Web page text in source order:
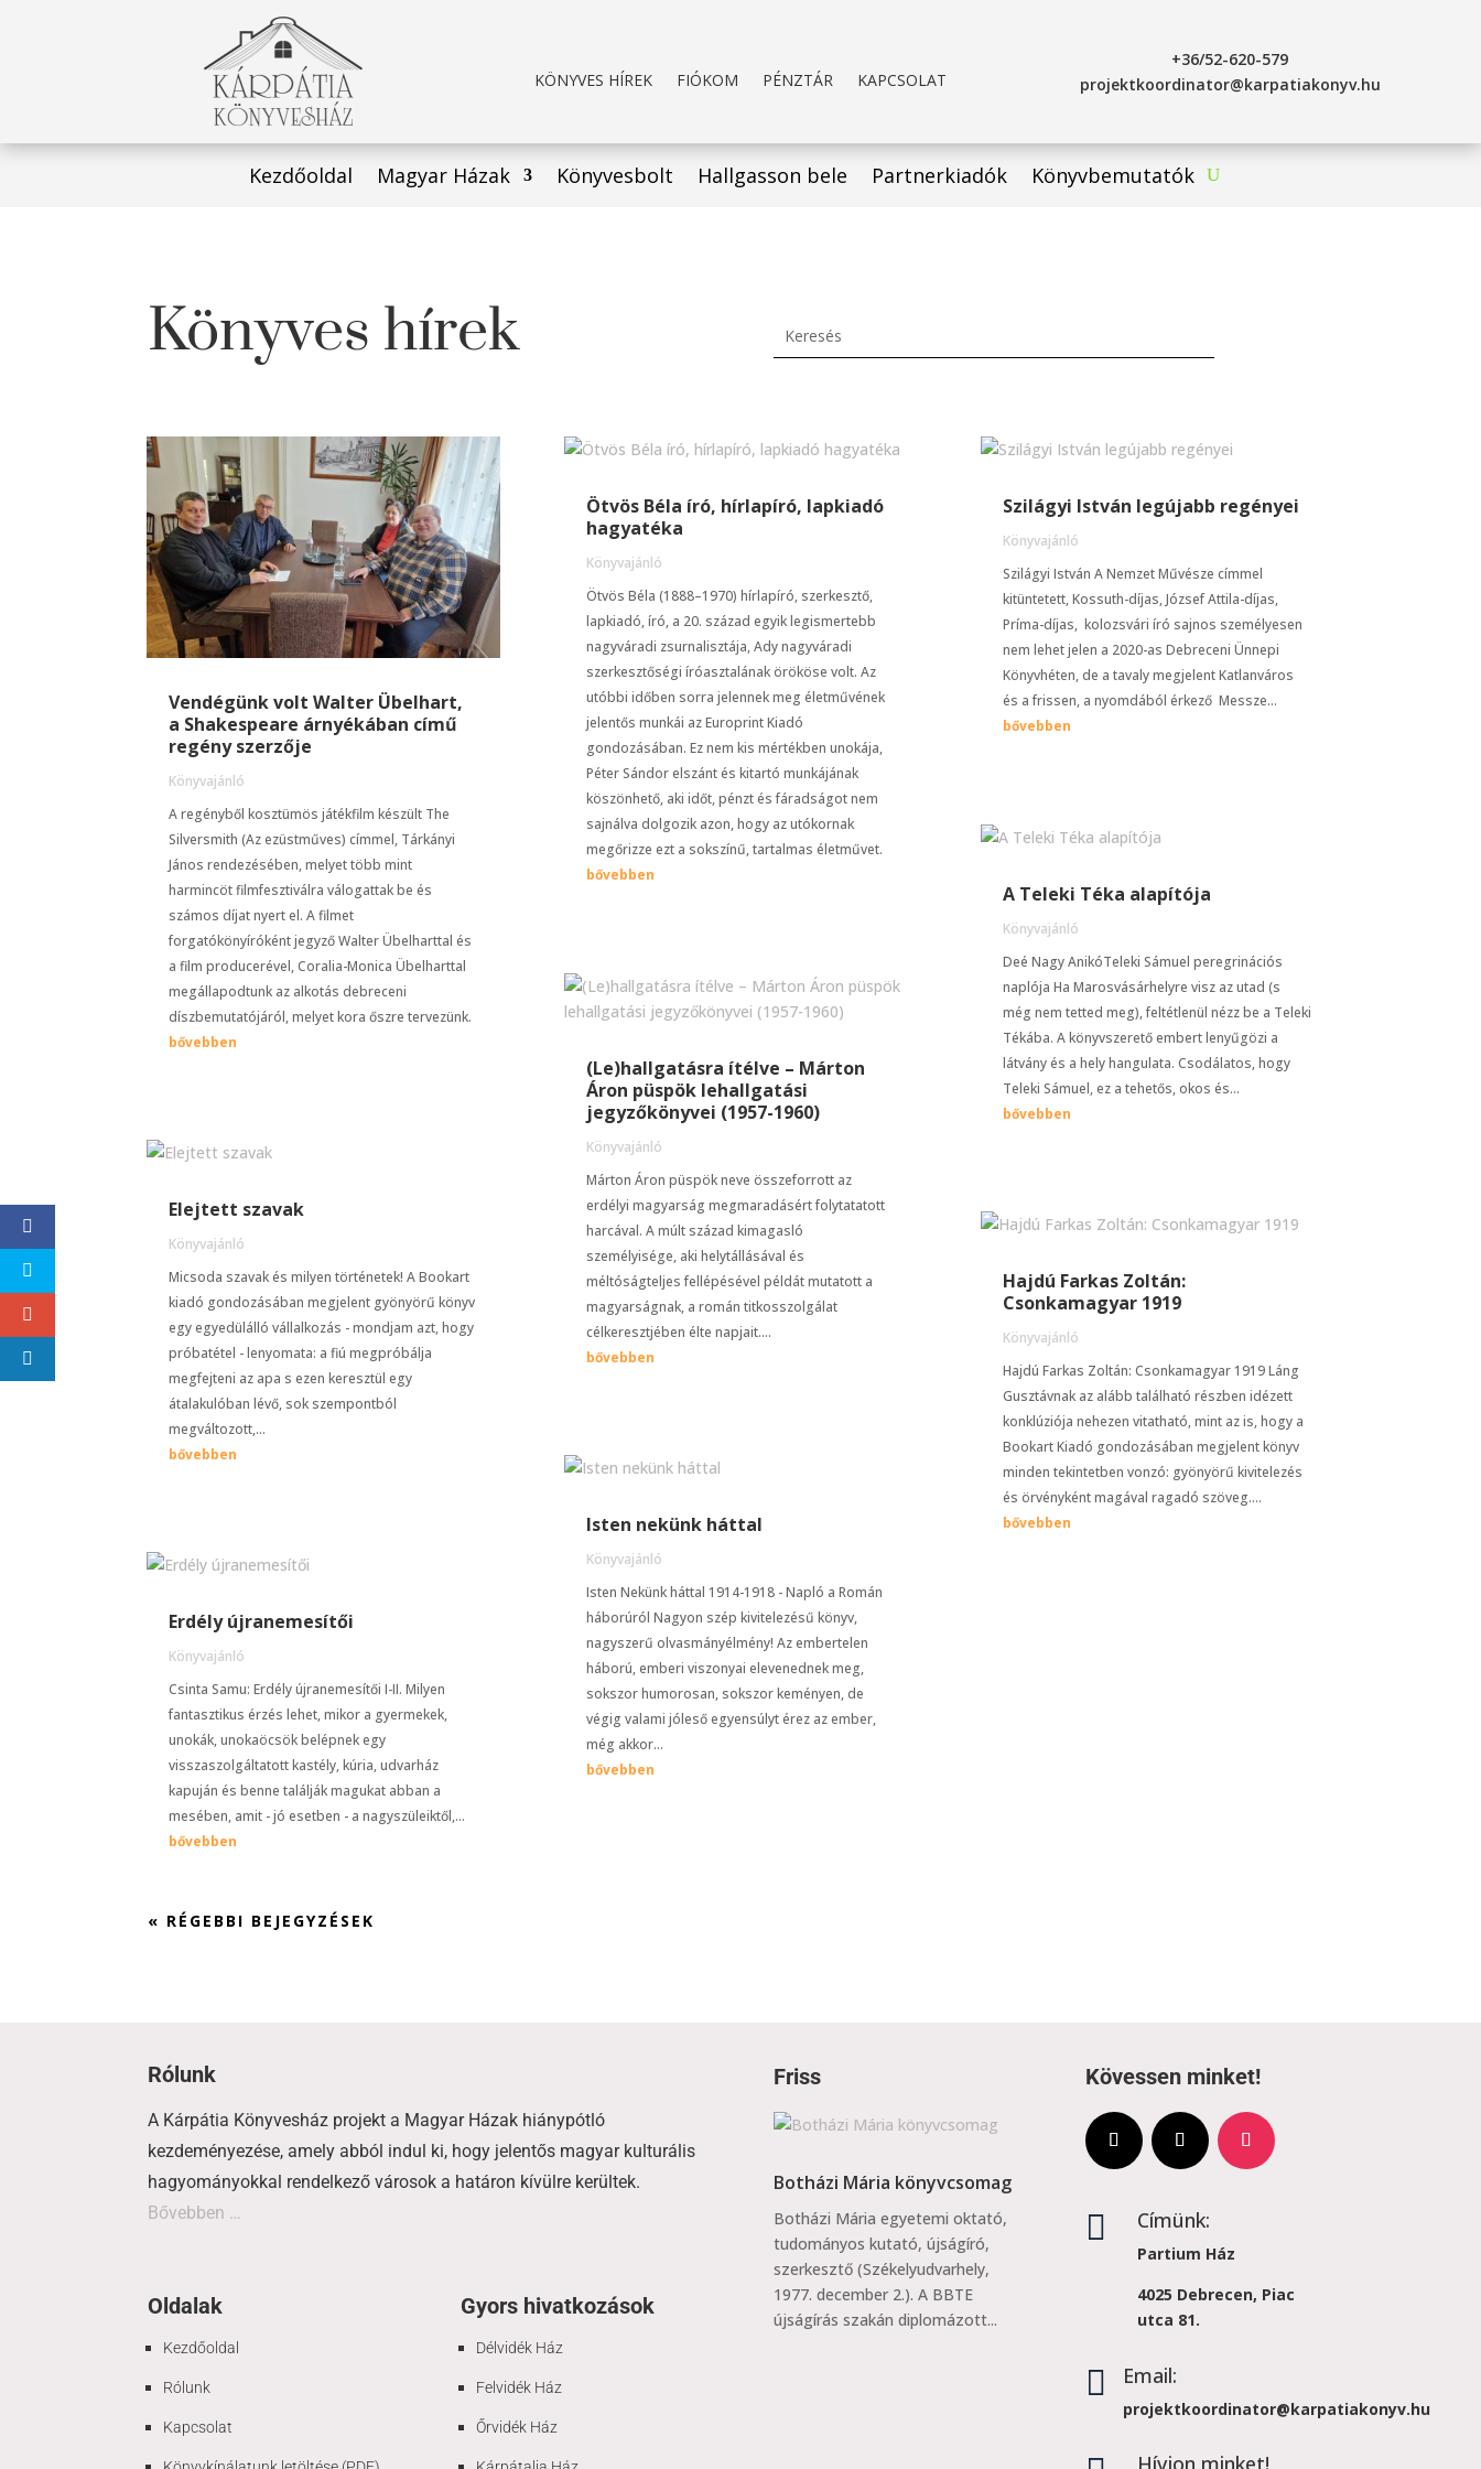
KÖNYVES HÍREK FIÓKOM PÉNZTÁR KAPCSOLAT
+36/52-620-579
projektkoordinator@karpatiakonyv.hu
Kezdőoldal Magyar Házak Könyvesbolt Hallgasson bele Partnerkiadók Könyvbemutatók
Könyves hírek
Vendégünk volt Walter Übelhart,
a Shakespeare árnyékában című
regény szerzője
Könyvajánló
A regényből kosztümös játékfilm készült The
Silversmith (Az ezüstműves) címmel, Tárkányi
János rendezésében, melyet több mint
harmincöt filmfesztiválra válogattak be és
számos díjat nyert el. A filmet
forgatókönyíróként jegyző Walter Übelharttal és
a film producerével, Coralia-Monica Übelharttal
megállapodtunk az alkotás debreceni
díszbemutatójáról, melyet kora őszre tervezünk.
bővebben
Elejtett szavak
Könyvajánló
Micsoda szavak és milyen történetek! A Bookart
kiadó gondozásában megjelent gyönyörű könyv
egy egyedülálló vállalkozás - mondjam azt, hogy
próbatétel - lenyomata: a fiú megpróbálja
megfejteni az apa s ezen keresztül egy
átalakulóban lévő, sok szempontból
megváltozott,...
bővebben
Erdély újranemesítői
Könyvajánló
Csinta Samu: Erdély újranemesítői I-II. Milyen
fantasztikus érzés lehet, mikor a gyermekek,
unokák, unokaöcsök belépnek egy
visszaszolgáltatott kastély, kúria, udvarház
kapuján és benne találják magukat abban a
mesében, amit - jó esetben - a nagyszüleiktől,...
bővebben
Ötvös Béla író, hírlapíró, lapkiadó
hagyatéka
Könyvajánló
Ötvös Béla (1888–1970) hírlapíró, szerkesztő,
lapkiadó, író, a 20. század egyik legismertebb
nagyváradi zsurnalisztája, Ady nagyváradi
szerkesztőségi íróasztalának örököse volt. Az
utóbbi időben sorra jelennek meg életművének
jelentős munkái az Europrint Kiadó
gondozásában. Ez nem kis mértékben unokája,
Péter Sándor elszánt és kitartó munkájának
köszönhető, aki időt, pénzt és fáradságot nem
sajnálva dolgozik azon, hogy az utókornak
megőrizze ezt a sokszínű, tartalmas életművet.
bővebben
(Le)hallgatásra ítélve – Márton
Áron püspök lehallgatási
jegyzőkönyvei (1957-1960)
Könyvajánló
Márton Áron püspök neve összeforrott az
erdélyi magyarság megmaradásért folytatatott
harcával. A múlt század kimagasló
személyisége, aki helytállásával és
méltóságteljes fellépésével példát mutatott a
magyarságnak, a román titkosszolgálat
célkeresztjében élte napjait....
bővebben
Isten nekünk háttal
Könyvajánló
Isten Nekünk háttal 1914-1918 - Napló a Román
háborúról Nagyon szép kivitelezésű könyv,
nagyszerű olvasmányélmény! Az embertelen
háború, emberi viszonyai elevenednek meg,
sokszor humorosan, sokszor keményen, de
végig valami jóleső egyensúlyt érez az ember,
még akkor...
bővebben
Szilágyi István legújabb regényei
Könyvajánló
Szilágyi István A Nemzet Művésze címmel
kitüntetett, Kossuth-díjas, József Attila-díjas,
Príma-díjas, kolozsvári író sajnos személyesen
nem lehet jelen a 2020-as Debreceni Ünnepi
Könyvhéten, de a tavaly megjelent Katlanváros
és a frissen, a nyomdából érkező Messze...
bővebben
A Teleki Téka alapítója
Könyvajánló
Deé Nagy AnikóTeleki Sámuel peregrinációs
naplója Ha Marosvásárhelyre visz az utad (s
még nem tetted meg), feltétlenül nézz be a Teleki
Tékába. A könyvszerető embert lenyűgözi a
látvány és a hely hangulata. Csodálatos, hogy
Teleki Sámuel, ez a tehetős, okos és...
bővebben
Hajdú Farkas Zoltán:
Csonkamagyar 1919
Könyvajánló
Hajdú Farkas Zoltán: Csonkamagyar 1919 Láng
Gusztávnak az alább található részben idézett
konklúziója nehezen vitatható, mint az is, hogy a
Bookart Kiadó gondozásában megjelent könyv
minden tekintetben vonzó: gyönyörű kivitelezés
és örvényként magával ragadó szöveg....
bővebben
« RÉGEBBI BEJEGYZÉSEK
Rólunk
A Kárpátia Könyvesház projekt a Magyar Házak hiánypótló
kezdeményezése, amely abból indul ki, hogy jelentős magyar kulturális
hagyományokkal rendelkező városok a határon kívülre kerültek.
Bővebben …
Oldalak
Kezdőoldal
Rólunk
Kapcsolat
Gyors hivatkozások
Délvidék Ház
Felvidék Ház
Őrvidék Ház
Friss
Botházi Mária könyvcsomag
Botházi Mária egyetemi oktató,
tudományos kutató, újságíró,
szerkesztő (Székelyudvarhely,
1977. december 2.). A BBTE
újságírás szakán diplomázott...
Kövessen minket!
 Címünk:
Partium Ház
4025 Debrecen, Piac
utca 81.
 Email:
projektkoordinator@karpatiakonyv.hu